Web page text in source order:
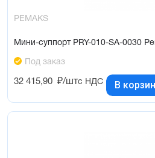
PEMAKS
Мини-суппорт PRY-010-SA-0030
Под заказ
32 415,90 ₽/штс НДС В